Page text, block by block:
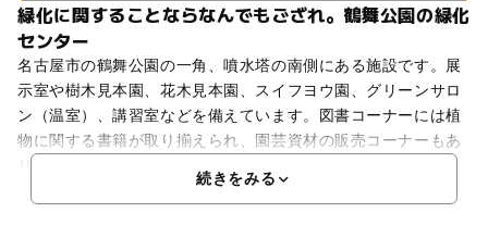
緑化に関することならなんでもござれ。鶴舞公園の緑化
センター
名古屋市の鶴舞公園の一角、噴水塔の南側にある施設です。展
示室や樹木見本園、花木見本園、スイフヨウ園、グリーンサロ
ン（温室）、講習室などを備えています。図書コーナーには植
物に関する書籍が取り揃えられ、園芸資材の販売コーナーもあ
ります。また、みどりの相談コーナーが行われ、植物の栽培に
続きをみる